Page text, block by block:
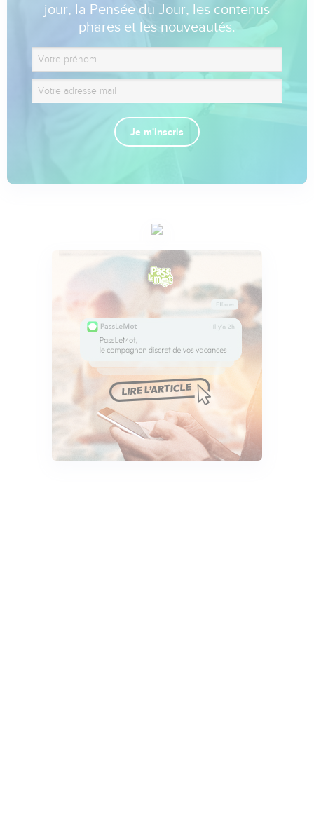
jour, la Pensée du Jour, les contenus
phares et les nouveautés.
Je m'inscris